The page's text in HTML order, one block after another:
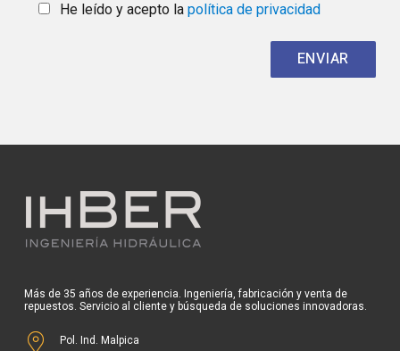
He leído y acepto la política de privacidad
Más de 35 años de experiencia. Ingeniería, fabricación y venta de
repuestos. Servicio al cliente y búsqueda de soluciones innovadoras.
Pol. Ind. Malpica